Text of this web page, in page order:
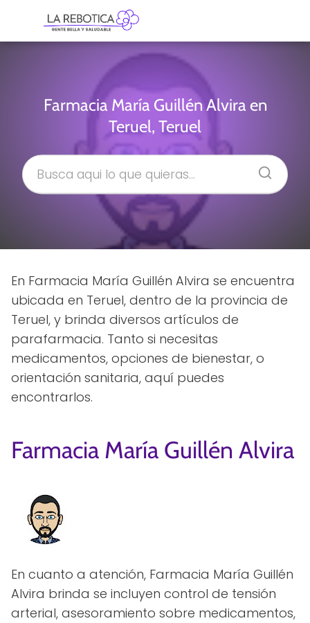
Farmacia María Guillén Alvira en
Teruel, Teruel
En Farmacia María Guillén Alvira se encuentra
ubicada en Teruel, dentro de la provincia de
Teruel, y brinda diversos artículos de
parafarmacia. Tanto si necesitas
medicamentos, opciones de bienestar, o
orientación sanitaria, aquí puedes
encontrarlos.
Farmacia María Guillén Alvira
En cuanto a atención, Farmacia María Guillén
Alvira brinda se incluyen control de tensión
arterial, asesoramiento sobre medicamentos,